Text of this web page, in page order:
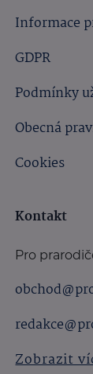
Informace
GDPR
Podmínky
Obecná
Cookies
Kontakt
Pro
Zobrazit